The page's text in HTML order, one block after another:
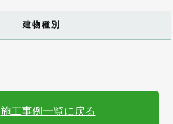
建物種別
施工事例一覧に戻る